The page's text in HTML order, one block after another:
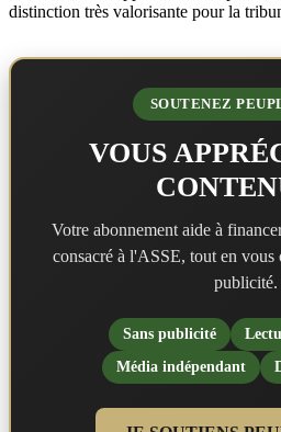
distinction très valorisante pour la
SOUTENEZ
VOUS
Votre abonnement aide à
consacré à l'ASSE, tout en vous
publicité.
Sans publicité
Média indépendant